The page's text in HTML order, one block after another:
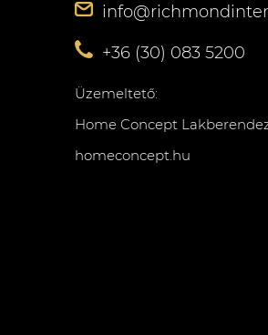
+36 (30) 083 5200
Üzemeltető:
Home Concept
homeconcept.hu